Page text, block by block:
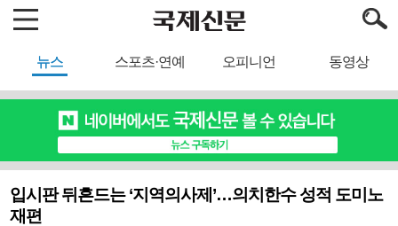
뉴스 스포츠·연예 오피니언 동영상
입시판 뒤흔드는 ‘지역의사제’…의치한수 성적 도미노
재편